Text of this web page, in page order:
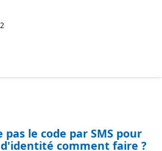
le code par SMS pour
comment faire ?